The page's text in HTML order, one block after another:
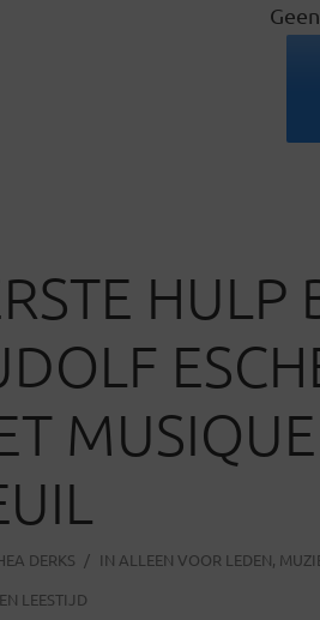
MUSIQUE
DERKS IN ALLEEN VOOR LEDEN,
LEESTIJD